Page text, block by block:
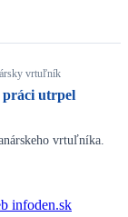
vrtuľník
práci utrpel
vrtuľníka.
infoden.sk